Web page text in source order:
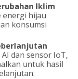
Iklim
energi hijau
konsumsi
dan sensor IoT,
untuk hasil